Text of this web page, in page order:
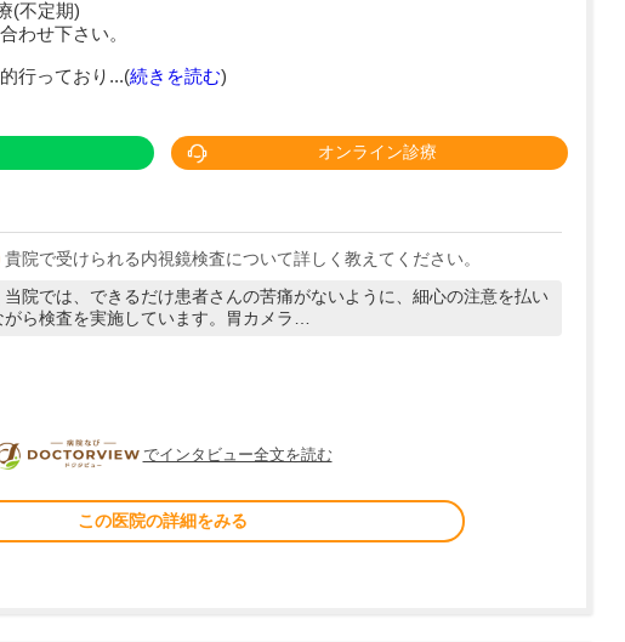
(不定期)
わせ下さい。
行っており...(続きを読む)
オンライン診療
貴院で受けられる内視鏡検査について詳しく教えてください。
当院では、できるだけ患者さんの苦痛がないように、細心の注意を払い
がら検査を実施しています。胃カメラ…
DOCTORVIEW
でインタビュー全文を読む
この医院の詳細をみる